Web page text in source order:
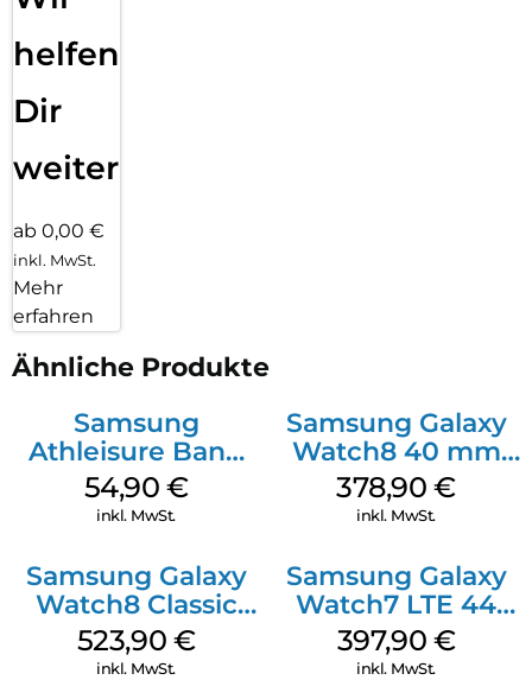
helfen
Dir
weiter
ab 0,00 €
inkl. MwSt.
Mehr
erfahren
Ähnliche Produkte
Samsung
Athleisure Band
(S/M) Galaxy
Watch8/Watch8
54,90 €
inkl. MwSt.
Samsung Galaxy
Watch8 40 mm
Graphite
378,90€
inkl. MwSt.
Samsung Galaxy
Watch8 Classic
White
523,90 €
inkl. MwSt.
Samsung Galaxy
Watch7 LTE 44
mm Green
397,90 €
inkl. MwSt.